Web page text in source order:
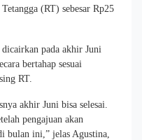
(RT) sebesar Rp25
pada akhir Juni
bertahap sesuai
RT.
akhir Juni bisa selesai.
pengajuan akan
bulan ini,” jelas Agustina,